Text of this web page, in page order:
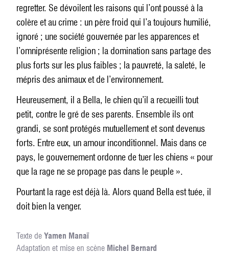
regretter. Se dévoilent les raisons qui l’ont poussé à la
colère et au crime : un père froid qui l’a toujours humilié,
ignoré ; une société gouvernée par les apparences et
l’omniprésente religion ; la domination sans partage des
plus forts sur les plus faibles ; la pauvreté, la saleté, le
mépris des animaux et de l’environnement.
Heureusement, il a Bella, le chien qu’il a recueilli tout
petit, contre le gré de ses parents. Ensemble ils ont
grandi, se sont protégés mutuellement et sont devenus
forts. Entre eux, un amour inconditionnel. Mais dans ce
pays, le gouvernement ordonne de tuer les chiens « pour
que la rage ne se propage pas dans le peuple ».
Pourtant la rage est déjà là. Alors quand Bella est tuée, il
doit bien la venger.
Texte de Yamen Manaï
Adaptation et mise en scène Michel Bernard